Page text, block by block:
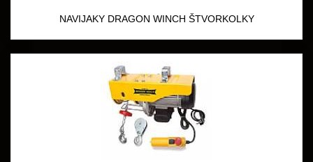
NAVIJAKY DRAGON WINCH ŠTVORKOLKY